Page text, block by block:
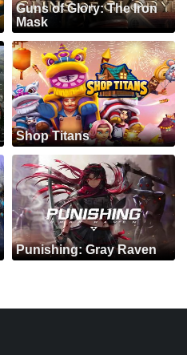
Guns of Glory: The Iron
Mask
Shop Titans
Punishing: Gray Raven